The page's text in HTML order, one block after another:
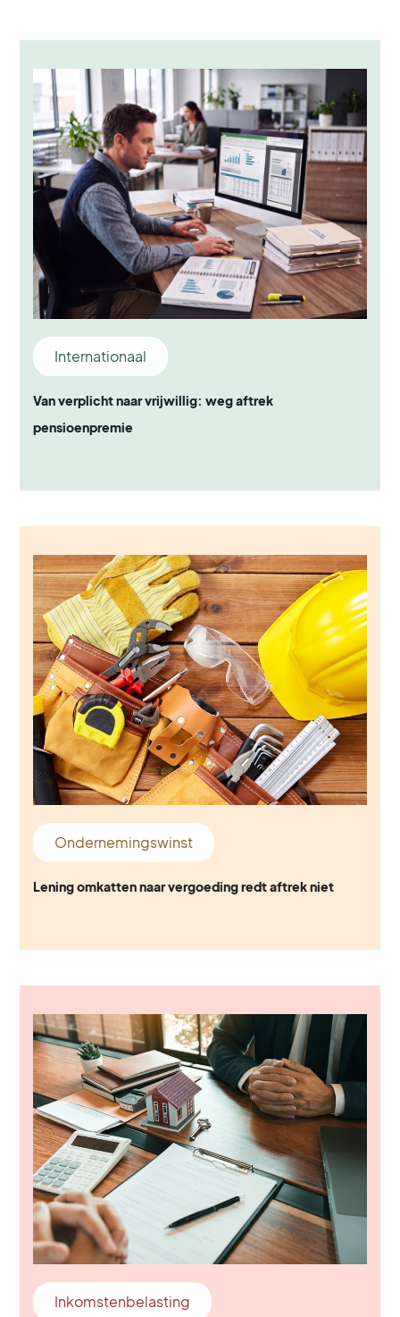
Internationaal
Van verplicht naar vrijwillig: weg aftrek
pensioenpremie
Ondernemingswinst
Lening omkatten naar vergoeding redt aftrek niet
Inkomstenbelasting